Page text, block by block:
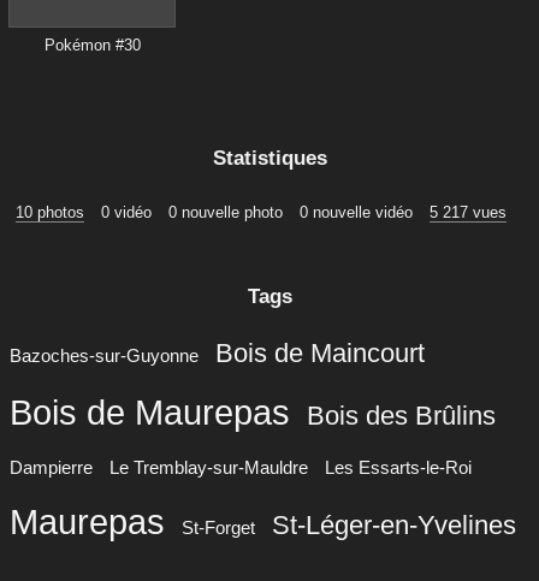
Pokémon #30
Statistiques
10 photos 0 vidéo 0 nouvelle photo 0 nouvelle vidéo 5 217 vues
Tags
Bazoches-sur-Guyonne Bois de Maincourt
Bois de Maurepas Bois des Brûlins
Dampierre Le Tremblay-sur-Mauldre Les Essarts-le-Roi
Maurepas St-Forget St-Léger-en-Yvelines